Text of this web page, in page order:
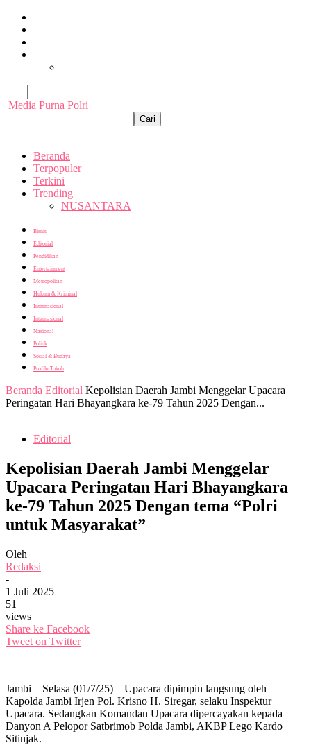
Media Purna Polri
Beranda
Terpopuler
Terkini
Trending
NUSANTARA
Bisnis
Editorial
Pendidikan
Entertainment
Metropolitan
Hukum & Kriminal
Internasional
Internasional
Nasional
Politik
Sosial & Budaya
Profile Tokoh
Beranda Editorial Kepolisian Daerah Jambi Menggelar Upacara
Peringatan Hari Bhayangkara ke-79 Tahun 2025 Dengan...
Editorial
Kepolisian Daerah Jambi Menggelar
Upacara Peringatan Hari Bhayangkara
ke-79 Tahun 2025 Dengan tema “Polri
untuk Masyarakat”
Oleh
Redaksi
-
1 Juli 2025
51
views
Share ke Facebook
Tweet on Twitter
Jambi – Selasa (01/7/25) – Upacara dipimpin langsung oleh
Kapolda Jambi Irjen Pol. Krisno H. Siregar, selaku Inspektur
Upacara. Sedangkan Komandan Upacara dipercayakan kepada
Danyon A Pelopor Satbrimob Polda Jambi, AKBP Lego Kardo
Sitinjak.